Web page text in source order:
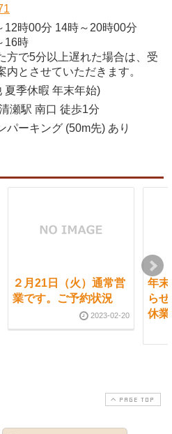
12時00分 14時～20時00分
16時
方で5分以上遅れた場合は、受
内とさせていただきます。
夏季休暇 年末年始)
瀬駅 南口 徒歩1分
パーキング (50m先) あり
２月21日（火）通常営
業です。ご予約状況
2023-02-20
年
ら
休業
PAGE TOP